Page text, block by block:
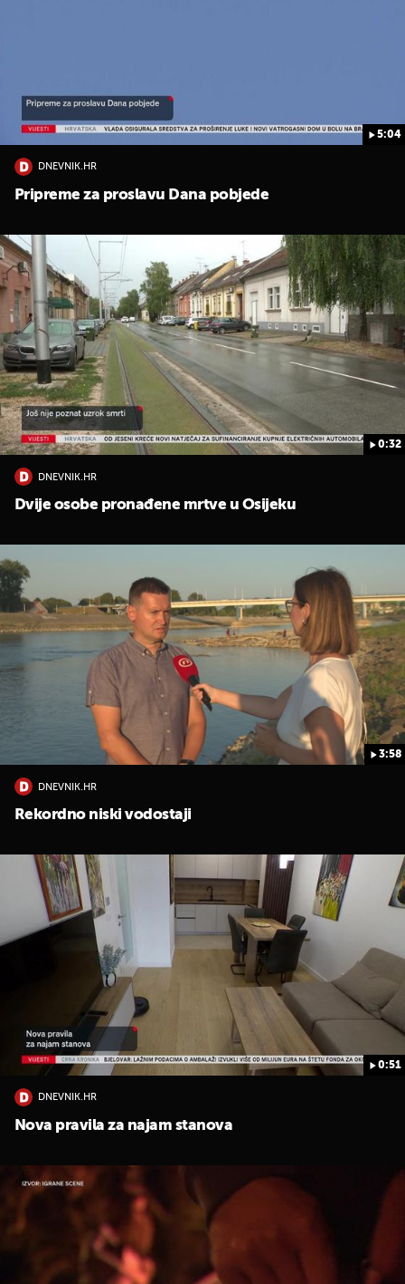
5:04
DNEVNIK.HR
Pripreme za proslavu Dana pobjede
0:32
DNEVNIK.HR
Dvije osobe pronađene mrtve u Osijeku
3:58
DNEVNIK.HR
Rekordno niski vodostaji
0:51
DNEVNIK.HR
Nova pravila za najam stanova